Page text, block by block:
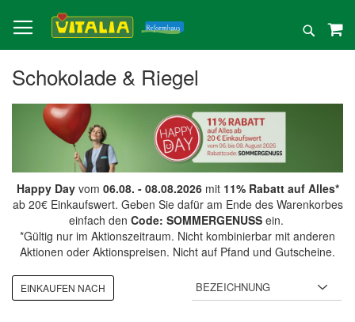
zum
Inhalt
Suche
Schokolade & Riegel
Happy Dayvom 06.08. - 08.08.2026mit 11% Rabatt auf Alles*
ab 20€ Einkaufswert. Geben Sie dafür am Ende des Warenkorbes
einfach den Code: SOMMERGENUSSein.
*Gültig nur im Aktionszeitraum. Nicht kombinierbar mit anderen
Aktionen oder Aktionspreisen. Nicht auf Pfand und Gutscheine.
EINKAUFEN NACH